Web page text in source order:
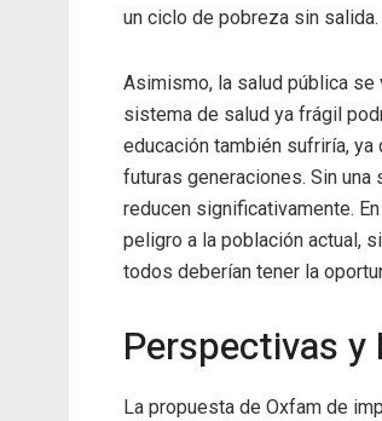
un ciclo de pobreza sin salida.
Asimismo, la salud pública
sistema de salud ya frágil
educación también sufriría,
futuras generaciones. Sin
reducen significativamente.
peligro a la población actual,
todos deberían tener la
Perspectivas y
La propuesta de Oxfam de